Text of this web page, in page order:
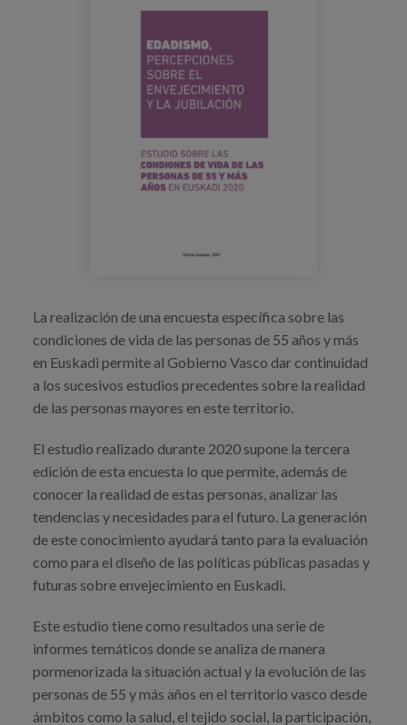
La realización de una encuesta específica sobre las
condiciones de vida de las personas de 55 años y más
en Euskadi permite al Gobierno Vasco dar continuidad
a los sucesivos estudios precedentes sobre la realidad
de las personas mayores en este territorio.
El estudio realizado durante 2020 supone la tercera
edición de esta encuesta lo que permite, además de
conocer la realidad de estas personas, analizar las
tendencias y necesidades para el futuro. La generación
de este conocimiento ayudará tanto para la evaluación
como para el diseño de las políticas públicas pasadas y
futuras sobre envejecimiento en Euskadi.
Este estudio tiene como resultados una serie de
informes temáticos donde se analiza de manera
pormenorizada la situación actual y la evolución de las
personas de 55 y más años en el territorio vasco desde
ámbitos como la salud, el tejido social, la participación,